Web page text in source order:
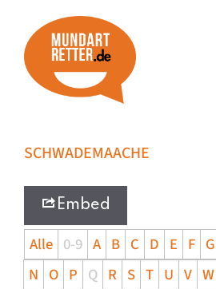
SCHWADEMAACHE
Embed
Alle 0-9 A B C D E F G
N O P Q R S T U V W